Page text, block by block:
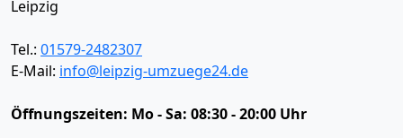
Leipzig
Tel.: 01579-2482307
E-Mail: info@leipzig-umzuege24.de
Öffnungszeiten: Mo - Sa: 08:30 - 20:00 Uhr